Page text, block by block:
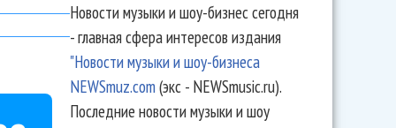
Новости музыки и шоу-бизнес сегодня
- главная сфера интересов издания
"Новости музыки и шоу-бизнеса
NEWSmuz.com(экс - NEWSmusic.ru).
Последние новости музыки и шоу